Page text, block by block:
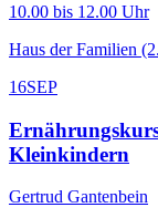
10.00 bis 12.00 Uhr
Haus der Familien
16SEP
Kleinkindern
Gertrud Gantenbein